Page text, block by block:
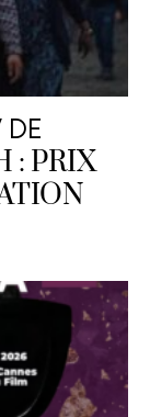
DE
: PRIX